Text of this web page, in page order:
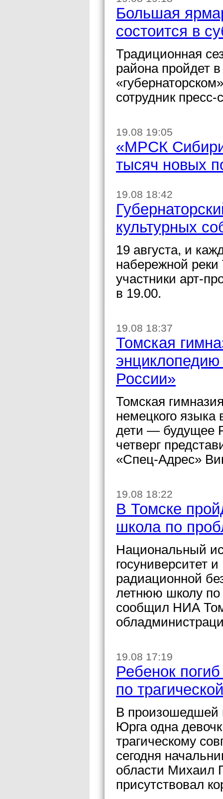
Большая
состоится в
Традиционная
района пройдет
сотрудник
19.08 19:05
«МРСК
тысяч новых
19.08 18:42
культурных
19 августа, и
набережной
участники арт-
в 19.00.
19.08 18:37
Томская
России»
Томская
немецкого
дети — будущее
четверг
«Спец-Адрес»
19.08 18:22
В Томске
школа по
Национальный
госуниверситет
радиационной
летнюю школу по
сообщил НИА
19.08 17:19
Ребенок
по
В произошедшей
Юрга одна
трагическому
сегодня
области Михаил
присутствовал